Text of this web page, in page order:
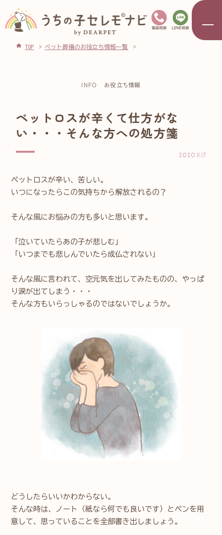
TOP ペット葬儀のお役立ち情報一覧
INFO お役立ち情報
ペットロスが辛くて仕方がな
い・・・そんな方への処方箋
2020.11.17
ペットロスが辛い、苦しい。
いつになったらこの気持ちから解放されるの？
そんな風にお悩みの方も多いと思います。
「泣いていたらあの子が悲しむ」
「いつまでも悲しんでいたら成仏されない」
そんな風に言われて、空元気を出してみたものの、やっぱ
り涙が出てしまう・・・
そんな方もいらっしゃるのではないでしょうか。
どうしたらいいかわからない。
そんな時は、ノート（紙なら何でも良いです）とペンを用
意して、思っていることを全部書き出しましょう。